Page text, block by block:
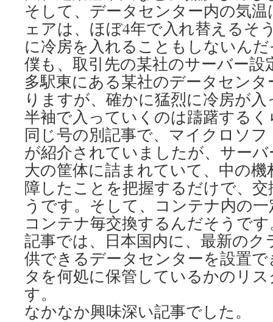
そして、データセンター内の気
ェアは、ほぼ4年で入れ替えるそ
に冷房を入れることもしないん
僕も、取引先の某社のサーバー設
多駅東にある某社のデータセン
りますが、確かに猛烈に冷房が
半袖で入っていくのは躊躇する
同じ号の別記事で、マイクロソ
が紹介されていましたが、サー
大の筐体に詰まれていて、中の
障したことを把握するだけで、
うです。そして、コンテナ内の
コンテナ毎交換するんだそうです
記事では、日本国内に、最新の
供できるデータセンターを設置
タを何処に保管しているかのリ
す。
なかなか興味深い記事でした。